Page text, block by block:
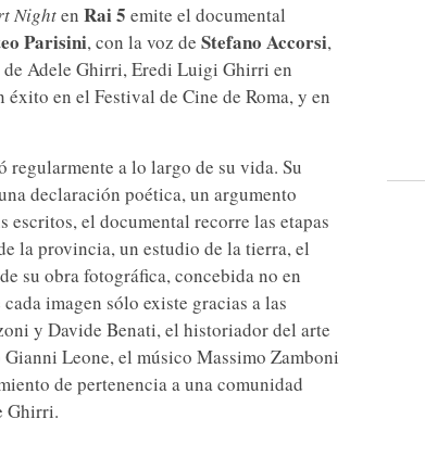
Nighten Rai 5 emite el documental
Parisini, con la voz de Stefano Accorsi,
Adele Ghirri, Eredi Luigi Ghirri en
en el Festival de Cine de Roma, y en
a lo largo de su vida. Su
declaración poética, un argumento
el documental recorre las etapas
la provincia, un estudio de la tierra, el
su obra fotográfica, concebida no en
imagen sólo existe gracias a las
y Davide Benati, el historiador del arte
Leone, el músico Massimo Zamboni
de pertenencia a una comunidad
Ghirri.